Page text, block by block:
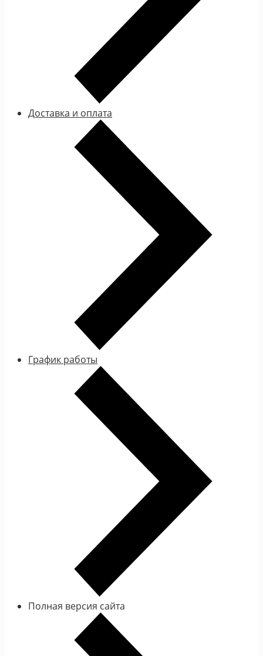
Доставка и оплата
График работы
Полная версия сайта